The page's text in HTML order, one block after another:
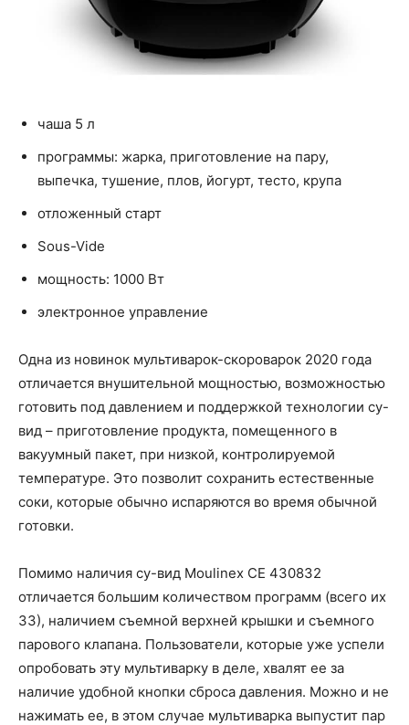
чаша 5 л
программы: жарка, приготовление на пару,
выпечка, тушение, плов, йогурт, тесто, крупа
отложенный старт
Sous-Vide
мощность: 1000 Вт
электронное управление
Одна из новинок мультиварок-скороварок 2020 года
отличается внушительной мощностью, возможностью
готовить под давлением и поддержкой технологии су-
вид – приготовление продукта, помещенного в
вакуумный пакет, при низкой, контролируемой
температуре. Это позволит сохранить естественные
соки, которые обычно испаряются во время обычной
готовки.
Помимо наличия су-вид Moulinex CE 430832
отличается большим количеством программ (всего их
33), наличием съемной верхней крышки и съемного
парового клапана. Пользователи, которые уже успели
опробовать эту мультиварку в деле, хвалят ее за
наличие удобной кнопки сброса давления. Можно и не
нажимать ее, в этом случае мультиварка выпустит пар